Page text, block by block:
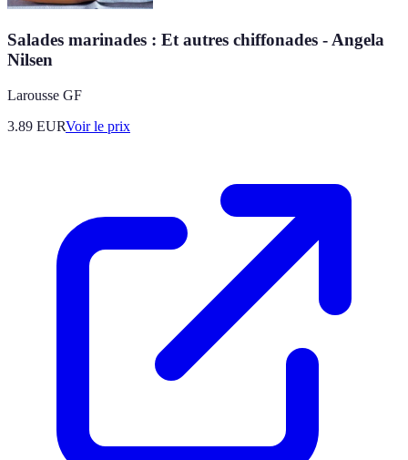
Salades marinades : Et autres chiffonades - Angela
Nilsen
Larousse GF
3.89 EURVoir le prix